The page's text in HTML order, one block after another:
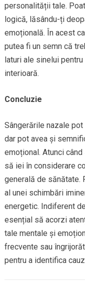
personalității tale.
logică, lăsându-ți
emoțională. În acest
putea fi un semn că
laturi ale sinelui
interioară.
Concluzie
Sângerările nazale
dar pot avea și
emoțional. Atunci
să iei în considerare
generală de sănătate.
al unei schimbări
energetic. Indiferent
esențial să acorzi
tale mentale și
frecvente sau
pentru a identifica